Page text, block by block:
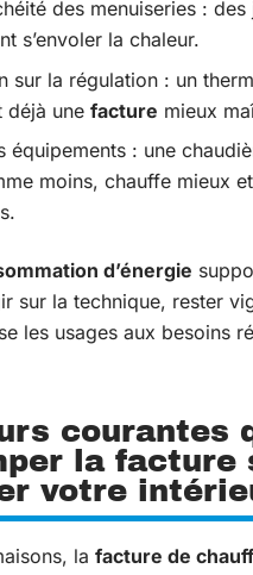
des menuiseries : des
s’envoler la chaleur.
sur la régulation : un
déjà une facture mieux
équipements : une
moins, chauffe mieux
d’énergie
sur la technique, rester
les usages aux besoins
courantes
la facture
votre
la facture de